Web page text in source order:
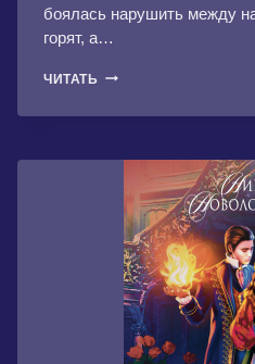
боялась нарушить между
горят, а…
ЧИТАТЬ ХОЧУ
В